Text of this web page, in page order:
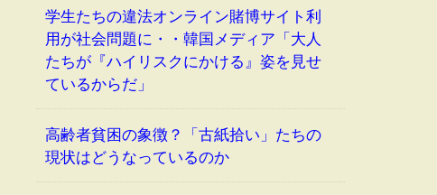
学生たちの違法オンライン賭博サイト利
用が社会問題に・・韓国メディア「大人
たちが『ハイリスクにかける』姿を見せ
ているからだ」
高齢者貧困の象徴？「古紙拾い」たちの
現状はどうなっているのか